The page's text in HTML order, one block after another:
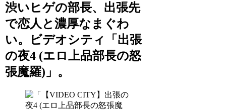
渋いヒゲの部長、出張先
で恋人と濃厚なまぐわ
い。ビデオシティ「出張
の夜4 (エロ上品部長の怒
張魔羅)」。